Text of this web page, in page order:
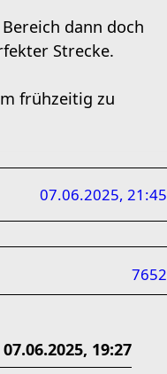
dann doch
Strecke.
frühzeitig zu
07.06.2025, 21:45
7652
07.06.2025, 19:27